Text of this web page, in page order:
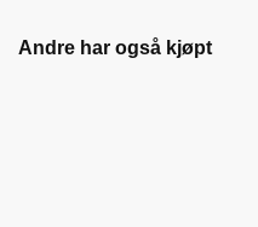
Andre har også kjøpt